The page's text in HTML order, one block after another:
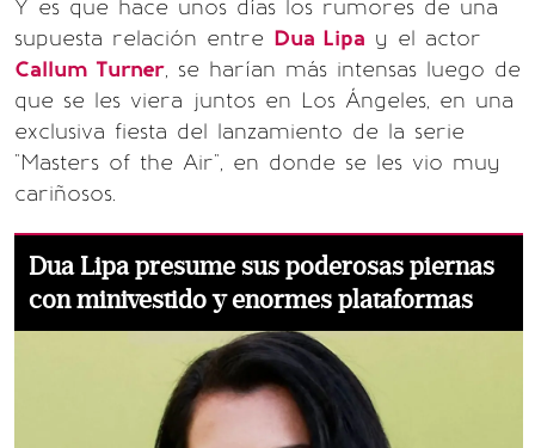
Y es que hace unos días los rumores de una
supuesta relación entre Dua Lipa y el actor
Callum Turner, se harían más intensas luego de
que se les viera juntos en Los Ángeles, en una
exclusiva fiesta del lanzamiento de la serie
"Masters of the Air", en donde se les vio muy
cariñosos.
Dua Lipa presume sus poderosas piernas
con minivestido y enormes plataformas